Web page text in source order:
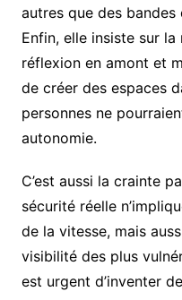
autres que des
Enfin, elle insiste sur
réflexion en amont et
de créer des espaces
personnes ne
autonomie.
C’est aussi la crainte
sécurité réelle
de la vitesse, mais
visibilité des plus
est urgent d’inventer